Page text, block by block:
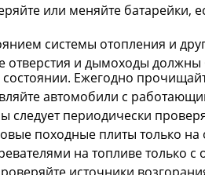
или меняйте батарейки,
системы отопления и
отверстия и дымоходы
Ежегодно
автомобили с
следует периодически
походные плиты только на
на топливе только